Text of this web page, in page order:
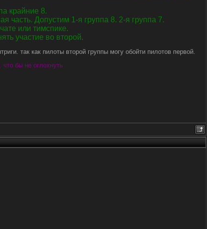
крайние 8.
часть. Допустим 1-я группа 8. 2-я группа 7.
или тимспике.
участие во второй.
так как пилоты второй группы могу обойти пилотов первой.
что бы не оглохнуть